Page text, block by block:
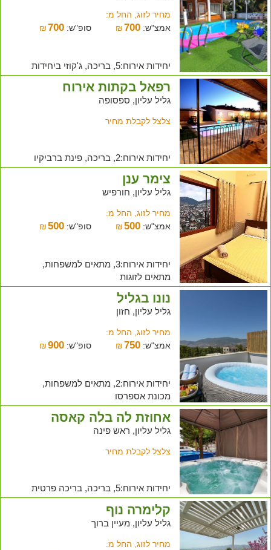
מחיר לזוג, החל מ:
אמצ"ש:
₪700 סופ"ש: ₪ 700
יחידות אירוח:5, בריכה, ג'קוזי ביחידות
רפאל בקתות אירוח
גליל עליון, ספסופה
צלצל לקבלת מחיר
יחידות אירוח:2, בריכה, פינת ברביקיו
צימר ענן
גליל עליון, חורפיש
מחיר לזוג, החל מ:
אמצ"ש:
₪500 סופ"ש: ₪ 500
יחידות אירוח:3, מתאים למשפחות,
מתאים לזוגות
נונו בגליל
גליל עליון, חזון
מחיר לזוג, החל מ:
אמצ"ש:
₪750 סופ"ש: ₪ 900
יחידות אירוח:2, מתאים למשפחות,
מכונת אספרסו
אחוזת לה בלה קאסה
גליל עליון, ראש פינה
צלצל לקבלת מחיר
יחידות אירוח:5, בריכה, בריכה פרטית
קלימרה נוף
גליל עליון, מעיין ברוך
מחיר לזוג, החל מ: